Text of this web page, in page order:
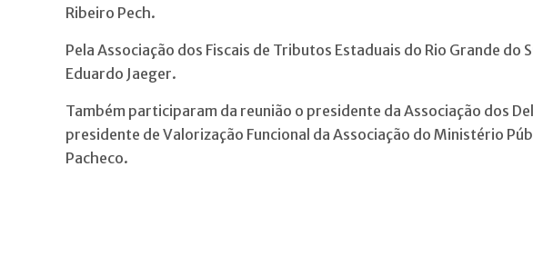
Ribeiro Pech.
Pela Associação dos Fiscais de Tributos Estaduais do Rio Grande
Eduardo Jaeger.
Também participaram da reunião o presidente da Associação dos
presidente de Valorização Funcional da Associação do Ministério
Pacheco.